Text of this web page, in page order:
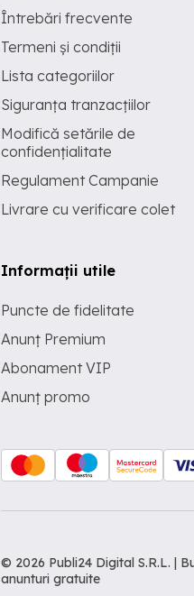
Întrebări frecvente
Termeni și condiții
Lista categoriilor
Siguranța tranzacțiilor
Modifică setările de
confidențialitate
Regulament Campanie
Livrare cu verificare colet
Informații utile
Puncte de fidelitate
Anunț Premium
Abonament VIP
Anunț promo
© 2026 Publi24 Digital S.R.L. |
anunturi gratuite